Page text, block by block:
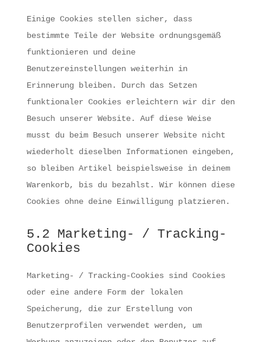
Einige Cookies stellen sicher, dass
bestimmte Teile der Website ordnungsgemäß
funktionieren und deine
Benutzereinstellungen weiterhin in
Erinnerung bleiben. Durch das Setzen
funktionaler Cookies erleichtern wir dir den
Besuch unserer Website. Auf diese Weise
musst du beim Besuch unserer Website nicht
wiederholt dieselben Informationen eingeben,
so bleiben Artikel beispielsweise in deinem
Warenkorb, bis du bezahlst. Wir können diese
Cookies ohne deine Einwilligung platzieren.
5.2 Marketing- / Tracking-
Cookies
Marketing- / Tracking-Cookies sind Cookies
oder eine andere Form der lokalen
Speicherung, die zur Erstellung von
Benutzerprofilen verwendet werden, um